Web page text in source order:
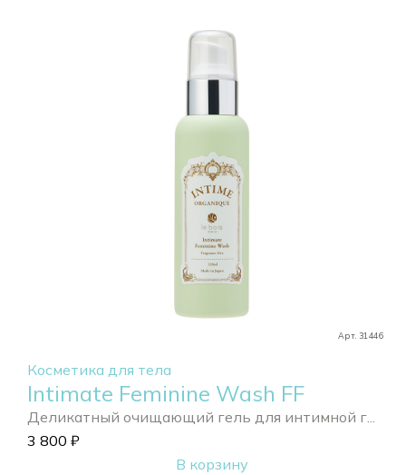
Арт. 31446
Косметика для тела
Intimate Feminine Wash FF
Деликатный очищающий гель для интимной г...
3 800 ₽
В корзину